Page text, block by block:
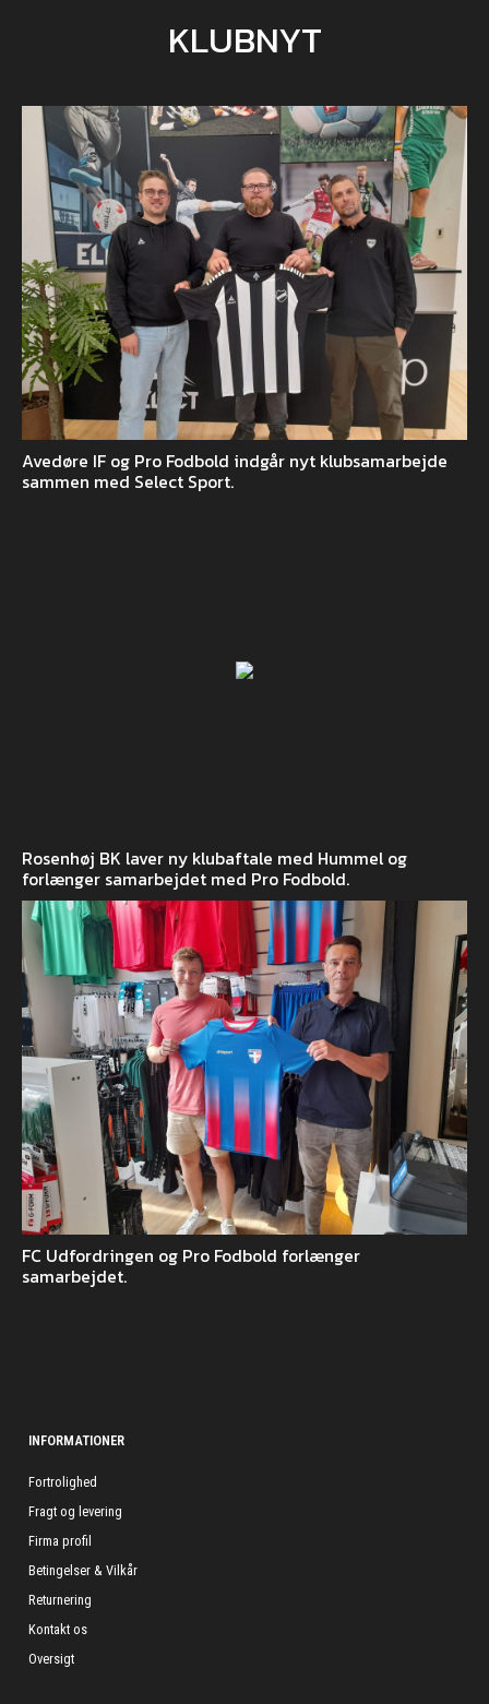
KLUBNYT
Avedøre IF og Pro Fodbold indgår nyt klubsamarbejde
sammen med Select Sport.
Rosenhøj BK laver ny klubaftale med Hummel og
forlænger samarbejdet med Pro Fodbold.
FC Udfordringen og Pro Fodbold forlænger
samarbejdet.
INFORMATIONER
Fortrolighed
Fragt og levering
Firma profil
Betingelser & Vilkår
Returnering
Kontakt os
Oversigt